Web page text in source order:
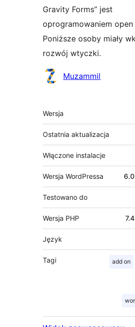
Gravity Forms” jest
oprogramowaniem open
Poniższe osoby miały
rozwój wtyczki.
Zaangażowani
Muzammil
Meta
Wersja
Ostatnia aktualizacja
Włączone instalacje
Wersja WordPressa
Testowano do
Wersja PHP
Język
Tagi add on